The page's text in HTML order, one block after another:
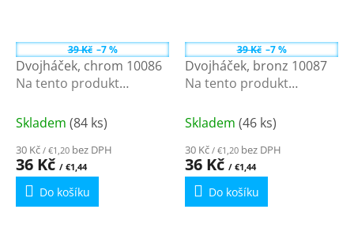
39 Kč –7 %
Dvojháček, chrom 10086
Na tento produkt
slevu
Skladem (84 ks)
30 Kč / €1,20 bez DPH
36 Kč / €1,44
Do košíku
39 Kč –7 %
Dvojháček, bronz 10087
Na tento produkt
slevu
Skladem (46 ks)
30 Kč / €1,20 bez DPH
36 Kč / €1,44
Do košíku